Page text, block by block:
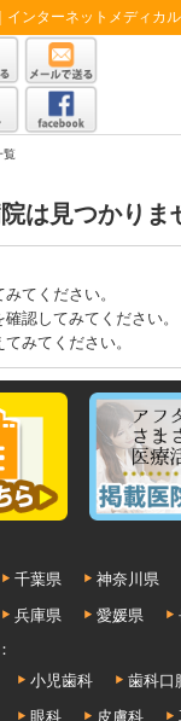
インターネットメディカ
覧
は見つかりま
てください。
認してみてください。
みてください。
千葉県 神奈川県
兵庫県 愛媛県
小児歯科 歯科口
眼科 皮膚科